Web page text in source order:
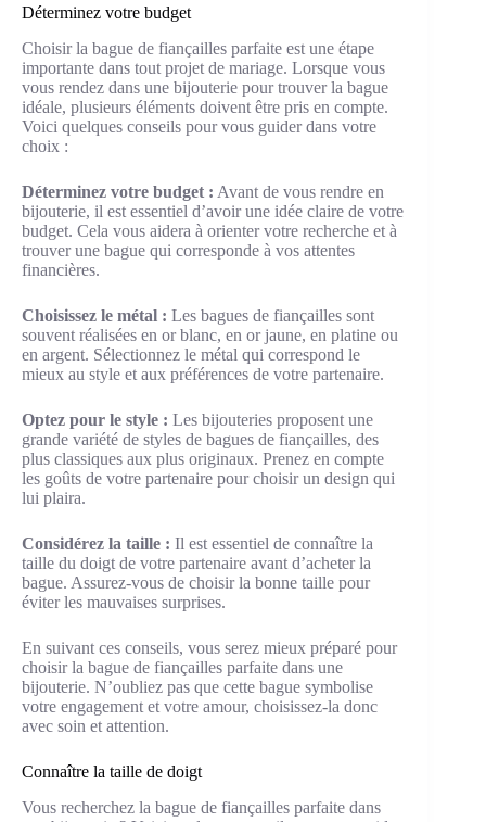
Déterminez votre budget
Choisir la bague de fiançailles parfaite est une étape
importante dans tout projet de mariage. Lorsque vous
vous rendez dans une bijouterie pour trouver la bague
idéale, plusieurs éléments doivent être pris en compte.
Voici quelques conseils pour vous guider dans votre
choix :
Déterminez votre budget : Avant de vous rendre en
bijouterie, il est essentiel d’avoir une idée claire de votre
budget. Cela vous aidera à orienter votre recherche et à
trouver une bague qui corresponde à vos attentes
financières.
Choisissez le métal : Les bagues de fiançailles sont
souvent réalisées en or blanc, en or jaune, en platine ou
en argent. Sélectionnez le métal qui correspond le
mieux au style et aux préférences de votre partenaire.
Optez pour le style : Les bijouteries proposent une
grande variété de styles de bagues de fiançailles, des
plus classiques aux plus originaux. Prenez en compte
les goûts de votre partenaire pour choisir un design qui
lui plaira.
Considérez la taille : Il est essentiel de connaître la
taille du doigt de votre partenaire avant d’acheter la
bague. Assurez-vous de choisir la bonne taille pour
éviter les mauvaises surprises.
En suivant ces conseils, vous serez mieux préparé pour
choisir la bague de fiançailles parfaite dans une
bijouterie. N’oubliez pas que cette bague symbolise
votre engagement et votre amour, choisissez-la donc
avec soin et attention.
Connaître la taille de doigt
Vous recherchez la bague de fiançailles parfaite dans